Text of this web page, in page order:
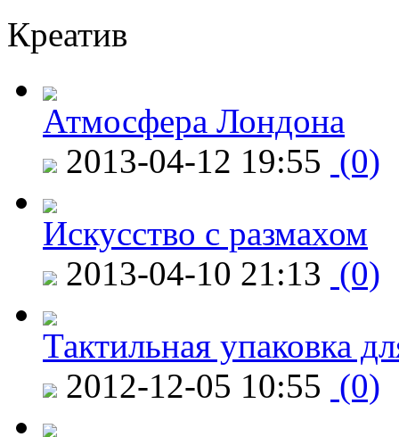
Креатив
Атмосфера Лондона
2013-04-12 19:55 (0)
Искусство с размахом
2013-04-10 21:13 (0)
Тактильная упаковка
2012-12-05 10:55 (0)